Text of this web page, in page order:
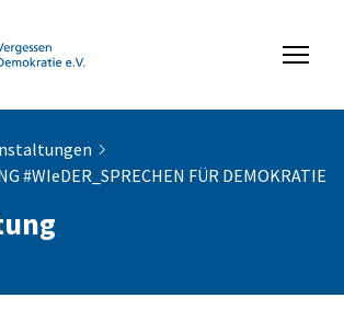
#WIeDER_SPRECHEN FÜR DEMOKRATIE